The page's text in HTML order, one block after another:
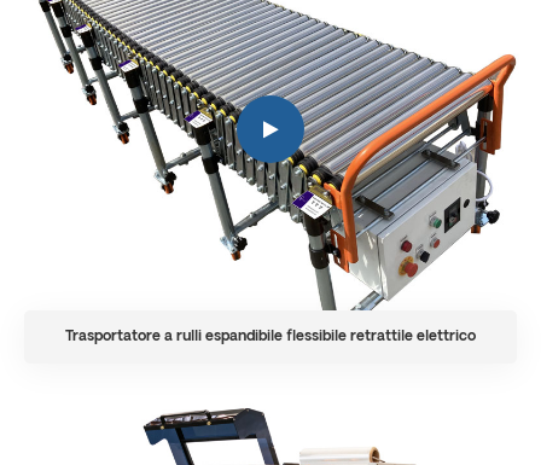
Trasportatore a rulli espandibile flessibile retrattile elettrico